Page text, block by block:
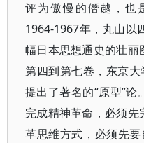
评为傲慢的僭越，也
1964-1967年，丸山以
幅日本思想通史的壮丽
第四到第七卷，东京大
提出了著名的“原型”
完成精神革命，必须
革思维方式，必须先要